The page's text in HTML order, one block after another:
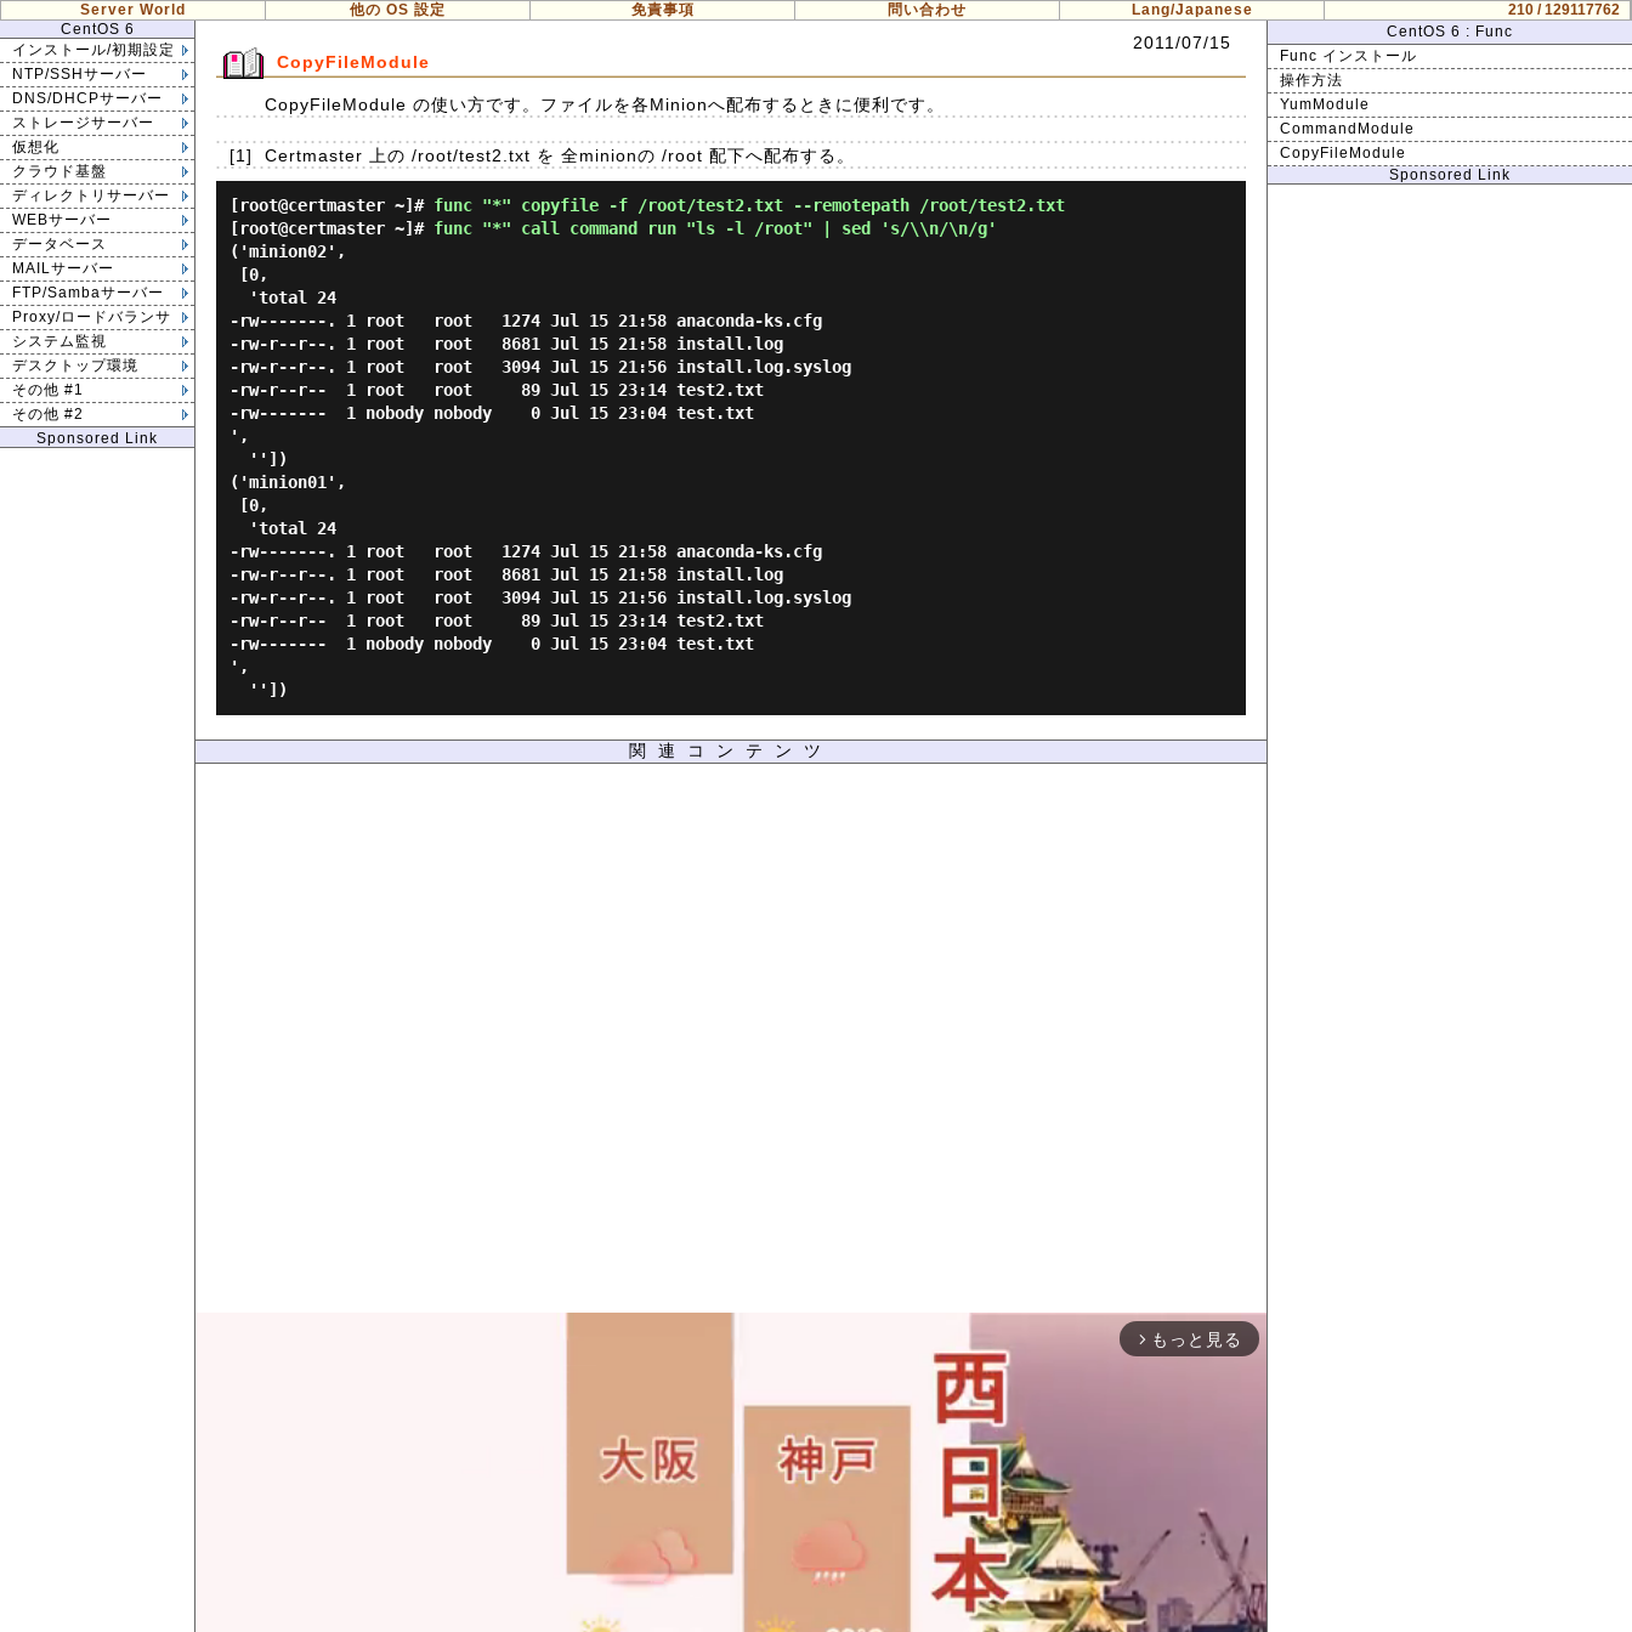
Server World 他の OS 設定 免責事項 問い合わせ Lang/Japanese
210 / 129117762
CentOS 6
インストール/初期設定
NTP/SSHサーバー
DNS/DHCPサーバー
ストレージサーバー
仮想化
クラウド基盤
ディレクトリサーバー
WEBサーバー
データベース
MAILサーバー
FTP/Sambaサーバー
Proxy/ロードバランサ
システム監視
デスクトップ環境
その他 #1
その他 #2
Sponsored Link
CopyFileModule
2011/07/15
CopyFileModule の使い方です。ファイルを各Minionへ配布するときに便利です。
[1] Certmaster 上の /root/test2.txt を 全minionの /root 配下へ配布する。
[root@certmaster ~]# func "*" copyfile -f /root/test2.txt --remotepath /root/test2.txt
[root@certmaster ~]# func "*" call command run "ls -l /root" | sed 's/\\n/\n/g'
('minion02',
-rw-------. 1 root   root   1274 Jul 15 21:58 anaconda-ks.cfg
-rw-r--r--. 1 root   root   8681 Jul 15 21:58 install.log
-rw-r--r--. 1 root   root   3094 Jul 15 21:56 install.log.syslog
-rw-r--r--  1 root   root     89 Jul 15 23:14 test2.txt
-rw-------  1 nobody nobody    0 Jul 15 23:04 test.txt
',
('minion01',
-rw-------. 1 root   root   1274 Jul 15 21:58 anaconda-ks.cfg
-rw-r--r--. 1 root   root   8681 Jul 15 21:58 install.log
-rw-r--r--. 1 root   root   3094 Jul 15 21:56 install.log.syslog
-rw-r--r--  1 root   root     89 Jul 15 23:14 test2.txt
-rw-------  1 nobody nobody    0 Jul 15 23:04 test.txt
',
関連コンテンツ
arrow_forward_ios もっと見る
CentOS 6 : Func
Func インストール
操作方法
YumModule
CommandModule
CopyFileModule
Sponsored Link